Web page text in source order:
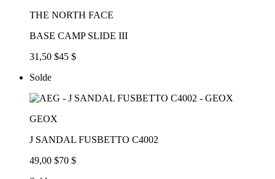
THE NORTH FACE
BASE CAMP SLIDE III
31,50 $45 $
Solde
GEOX
J SANDAL FUSBETTO C4002
49,00 $70 $